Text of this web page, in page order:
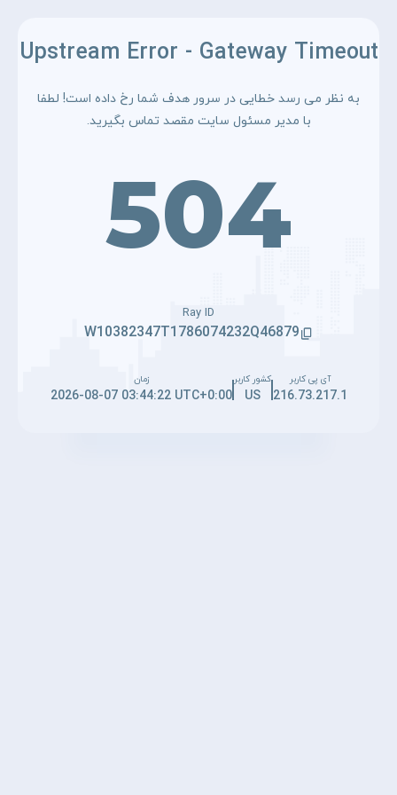
Upstream Error - Gateway Timeout
به نظر می رسد خطایی در سرور هدف شما رخ داده است! لطفا
با مدیر مسئول سایت مقصد تماس بگیرید.
504
Ray ID
W10382347T1786074232Q46879
آی پی کاربر
216.73.217.1
کشور کاربر
US
زمان
2026-08-07 03:44:22 UTC+0:00